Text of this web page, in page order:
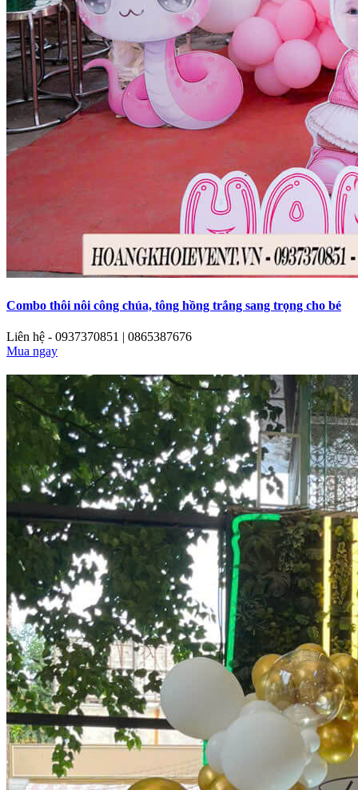
Combo thôi nôi công chúa, tông hồng trắng sang trọng cho bé
Liên hệ - 0937370851 | 0865387676
Mua ngay